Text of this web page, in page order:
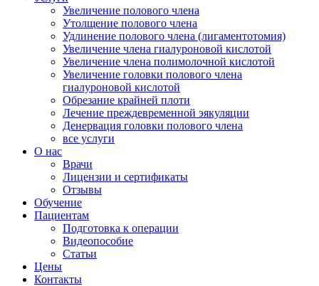
Увеличение полового члена
Утолщение полового члена
Удлинение полового члена (лигаментотомия)
Увеличение члена гиалуроновой кислотой
Увеличение члена полимолочной кислотой
Увеличение головки полового члена
гиалуроновой кислотой
Обрезание крайней плоти
Лечение преждевременной эякуляции
Денервация головки полового члена
все услуги
О нас
Врачи
Лицензии и сертификаты
Отзывы
Обучение
Пациентам
Подготовка к операции
Видеопособие
Статьи
Цены
Контакты